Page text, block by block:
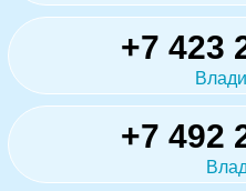
+7 423
+7 492